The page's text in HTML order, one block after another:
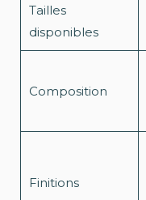
Tailles
disponibles
Composition
Finitions